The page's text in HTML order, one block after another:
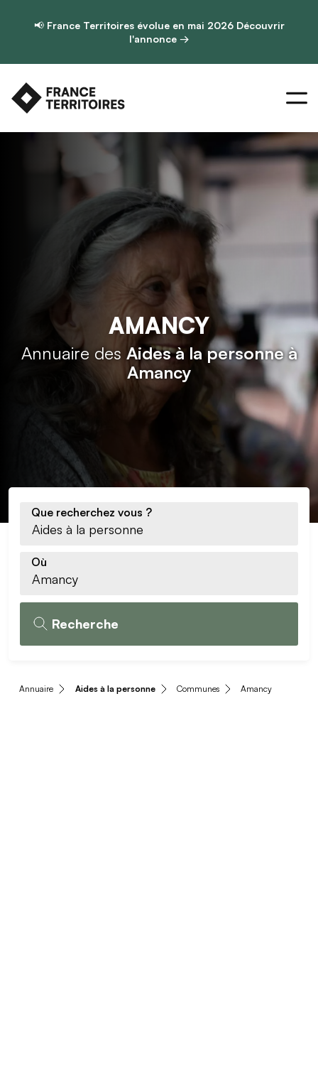
📢 France Territoires évolue en mai 2026 Découvrir
l'annonce →
AMANCY
Annuaire des Aides à la personne à
Amancy
Que recherchez vous ?
Où
Recherche
Annuaire Aides à la personne Communes Amancy